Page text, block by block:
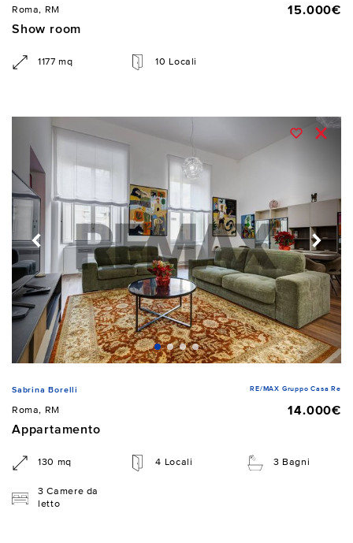
Roma, RM
15.000€
Show room
1177 mq 10 Locali
Sabrina Borelli RE/MAX Gruppo Casa Re
Roma, RM
14.000€
Appartamento
130 mq 4 Locali 3 Bagni
3 Camere da
letto